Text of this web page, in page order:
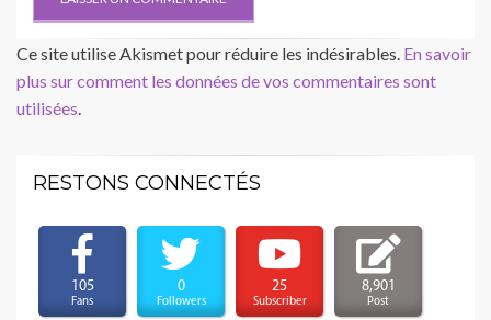
Ce site utilise Akismet pour réduire les indésirables. En savoir
plus sur comment les données de vos commentaires sont
utilisées.
RESTONS CONNECTÉS
105
Fans
0
Followers
25
Subscriber
8,901
Post